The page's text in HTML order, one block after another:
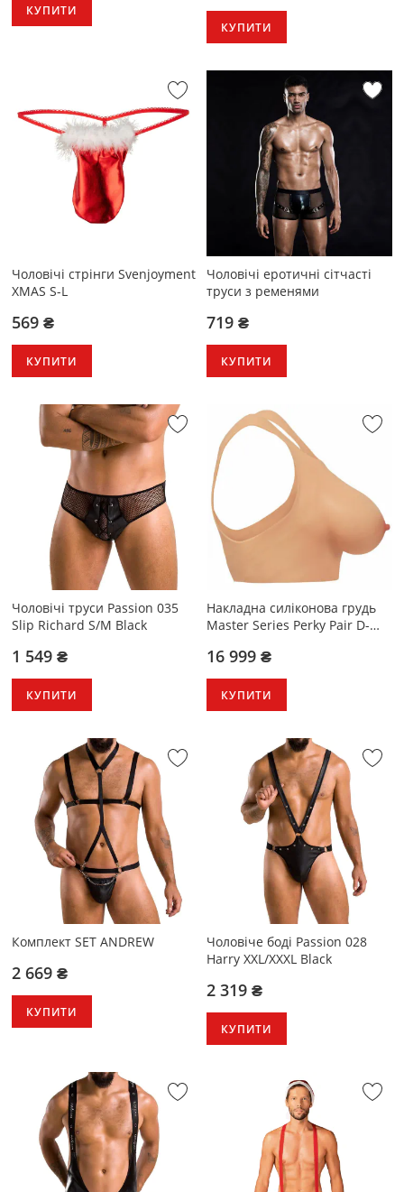
КУПИТИ
КУПИТИ
Чоловічі стрінги Svenjoyment
XMAS S-L
569 ₴
КУПИТИ
Чоловічі еротичні сітчасті
труси з ременями
719 ₴
КУПИТИ
Чоловічі труси Passion 035
Slip Richard S/M Black
1 549 ₴
КУПИТИ
Накладна силіконова грудь
Master Series Perky Pair D-
16 999 ₴
КУПИТИ
Комплект SET ANDREW
2 669 ₴
КУПИТИ
Чоловіче боді Passion 028
Harry XXL/XXXL Black
2 319 ₴
КУПИТИ